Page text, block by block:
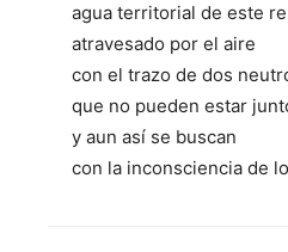
agua territorial de este
atravesado por el aire
con el trazo de dos
que no pueden estar
y aun así se buscan
con la inconsciencia de